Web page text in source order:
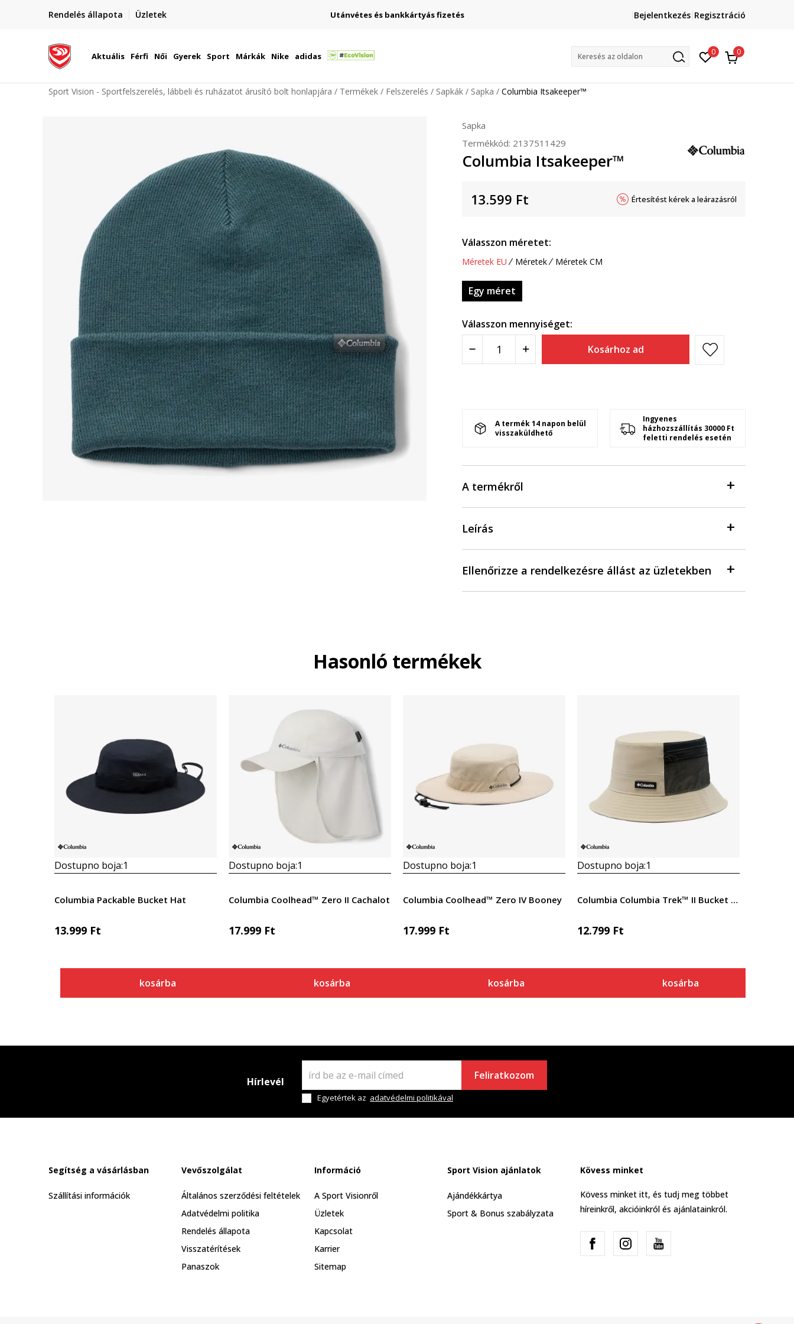
Rendelés állapota Üzletek
Szállítás Magyarország területén Utánvétes és bankkártyás fizetés
Lépj velünk kapcsolatba
online@sport-vision.huBejelentkezés Regisztráció
Aktuális Férfi Női Gyerek Sport Márkák Nike adidas Keresés az oldalon 0 0
Sport Vision - Sportfelszerelés, lábbeli és ruházatot árusító bolt honlapjára Termékek Felszerelés Sapkák Sapka Columbia Itsakeeper™
Sapka
Termékkód: 2137511429
Columbia Itsakeeper™
13.599 Ft Értesítést kérek a leárazásról
Válasszon méretet:
Méretek EU Méretek Méretek CM
Egy méret
Válasszon mennyiséget:
Kosárhoz ad
A termék 14 napon belül
visszaküldhető
Ingyenes
házhozszállítás 30000 Ft
feletti rendelés esetén
A termékről
Leírás
Ellenőrizze a rendelkezésre állást az üzletekben
Hasonló termékek
Dostupno boja:1
Columbia Packable Bucket Hat
13.999 Ft
kosárba
Dostupno boja:1
Columbia Coolhead™ Zero II Cachalot
17.999 Ft
kosárba
Dostupno boja:1
Columbia Coolhead™ Zero IV Booney
17.999 Ft
kosárba
Dostupno boja:1
Columbia Columbia Trek™ II Bucket Hat
12.799 Ft
kosárba
Hírlevél Feliratkozom
Egyetértek az adatvédelmi politikával
Segítség a vásárlásban
Szállítási információk
Vevőszolgálat
Általános szerződési feltételek
Adatvédelmi politika
Rendelés állapota
Visszatérítések
Panaszok
Információ
A Sport Visionről
Üzletek
Kapcsolat
Karrier
Sitemap
Sport Vision ajánlatok
Ajándékkártya
Sport & Bonus szabályzata
Kövess minket
Kövess minket itt, és tudj meg többet
híreinkről, akcióinkról és ajánlatainkról.